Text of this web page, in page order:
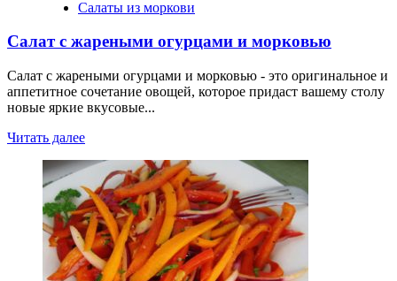
Салаты из моркови
Салат с жареными огурцами и морковью
Салат с жареными огурцами и морковью - это оригинальное и
аппетитное сочетание овощей, которое придаст вашему столу
новые яркие вкусовые...
Читать далее